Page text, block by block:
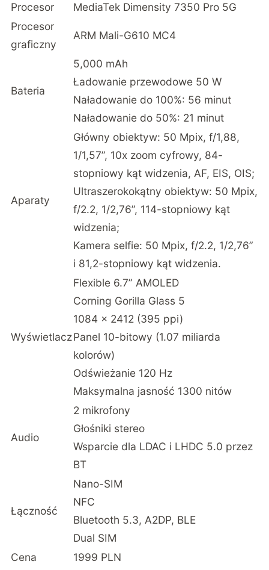
Procesor
MediaTek Dimensity 7350 Pro 5G
Procesor
graficzny
ARM Mali-G610 MC4
Bateria
5,000 mAh
Ładowanie przewodowe 50 W
Naładowanie do 100%: 56 minut
Naładowanie do 50%: 21 minut
Aparaty
Główny obiektyw: 50 Mpix, f/1,88,
1/1,57”, 10x zoom cyfrowy, 84-
stopniowy kąt widzenia, AF, EIS, OIS;
Ultraszerokokątny obiektyw: 50 Mpix,
f/2.2, 1/2,76”, 114-stopniowy kąt
widzenia;
Kamera selfie: 50 Mpix, f/2.2, 1/2,76”
i 81,2-stopniowy kąt widzenia.
Wyświetlacz
Flexible 6.7” AMOLED
Corning Gorilla Glass 5
1084 x 2412 (395 ppi)
Panel 10-bitowy (1.07 miliarda
kolorów)
Odświeżanie 120 Hz
Maksymalna jasność 1300 nitów
Audio
2 mikrofony
Głośniki stereo
Wsparcie dla LDAC i LHDC 5.0 przez
BT
Łączność
Nano-SIM
NFC
Bluetooth 5.3, A2DP, BLE
Dual SIM
Cena
1999 PLN